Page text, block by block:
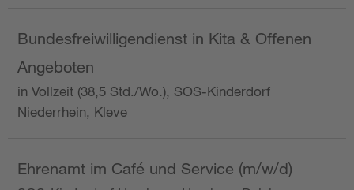
Bundesfreiwilligendienst in Kita & Offenen
Angeboten
in Vollzeit (38,5 Std./Wo.), SOS-Kinderdorf
Niederrhein, Kleve
Ehrenamt im Café und Service (m/w/d)